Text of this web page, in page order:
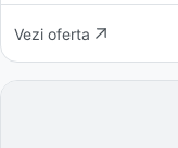
Vezi oferta